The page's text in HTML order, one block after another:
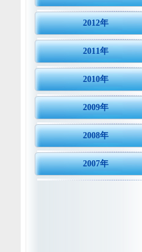
2012年
2011年
2010年
2009年
2008年
2007年